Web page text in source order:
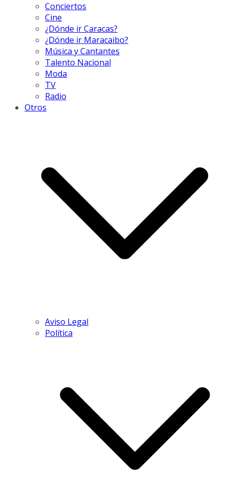
Conciertos
Cine
¿Dónde ir Caracas?
¿Dónde ir Maracaibo?
Música y Cantantes
Talento Nacional
Moda
TV
Radio
Otros
Aviso Legal
Política